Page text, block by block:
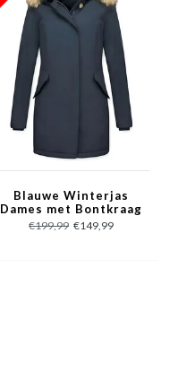
Blauwe Winterjas
Dames met Bontkraag
- Vrouwen Parka Jas
€199,99 €149,99